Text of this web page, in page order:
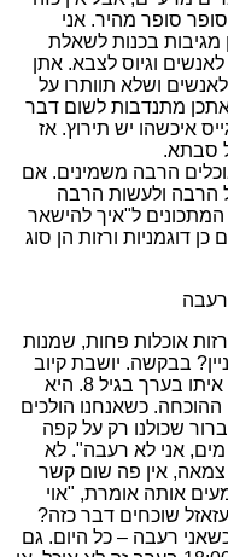
סופר מהיר. אני
בכנות לשאלת
וגיוס לצבא. אתן
ושלא תוותרו על
מתנדבות לשום דבר
איכשהו יש תירוץ. אז
סבתא.
הרבה משמינים. אם
הרבה ולעשות הרבה
המתכונים ל"איך להישאר
דוגמניות ורזות הן סוג
רעבה
רזות אוכלות פחות, שמנות
בבקשה. יושבת קיוב
לידי בעבודה. מידה 34, משהו שסיימתי איתו בערך בגיל 8. היא
כשאנחנו הולכים
שכולנו רק על קפה
מים, אני לא רעבה". לא
צמאה, אין פה שום קשר
18:00 אנחנו שומעים אותה אומרת, "אוי
שוכחים דבר כזה?
רעבה – כל היום. גם